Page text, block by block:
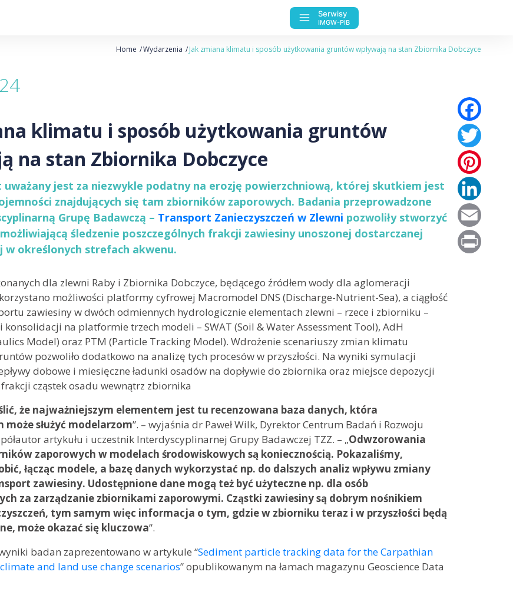
Serwisy
IMGW-PIB
Home Wydarzenia Jak zmiana klimatu i sposób użytkowania gruntów wpływają na stan Zbiornika Dobczyce
klimatu i sposób użytkowania gruntów
na stan Zbiornika Dobczyce
uważany jest za niezwykle podatny na erozję powierzchniową, której skutkiem jest
znajdujących się tam zbiorników zaporowych. Badania przeprowadzone
Grupę Badawczą – Transport Zanieczyszczeń w Zlewni pozwoliły stworzyć
śledzenie poszczególnych frakcji zawiesiny unoszonej dostarczanej
w określonych strefach akwenu.
dla zlewni Raby i Zbiornika Dobczyce, będącego źródłem wody dla aglomeracji
możliwości platformy cyfrowej Macromodel DNS (Discharge-Nutrient-Sea), a ciągłość
zawiesiny w dwóch odmiennych hydrologicznie elementach zlewni – rzece i zbiorniku –
konsolidacji na platformie trzech modeli – SWAT (Soil & Water Assessment Tool), AdH
Model) oraz PTM (Particle Tracking Model). Wdrożenie scenariuszy zmian klimatu
pozwoliło dodatkowo na analizę tych procesów w przyszłości. Na wyniki symulacji
dobowe i miesięczne ładunki osadów na dopływie do zbiornika oraz miejsce depozycji
cząstek osadu wewnątrz zbiornika
że najważniejszym elementem jest tu recenzowana baza danych, która
może służyć modelarzom”. – wyjaśnia dr Paweł Wilk, Dyrektor Centrum Badań i Rozwoju
artykułu i uczestnik Interdyscyplinarnej Grupy Badawczej TZZ. – „Odwzorowania
zaporowych w modelach środowiskowych są koniecznością. Pokazaliśmy,
łącząc modele, a bazę danych wykorzystać np. do dalszych analiz wpływu zmiany
zawiesiny. Udostępnione dane mogą też być użyteczne np. dla osób
za zarządzanie zbiornikami zaporowymi. Cząstki zawiesiny są dobrym nośnikiem
tym samym więc informacja o tym, gdzie w zbiorniku teraz i w przyszłości będą
może okazać się kluczowa”.
badan zaprezentowano w artykule “Sediment particle tracking data for the Carpathian
and land use change scenarios” opublikowanym na łamach magazynu Geoscience Data